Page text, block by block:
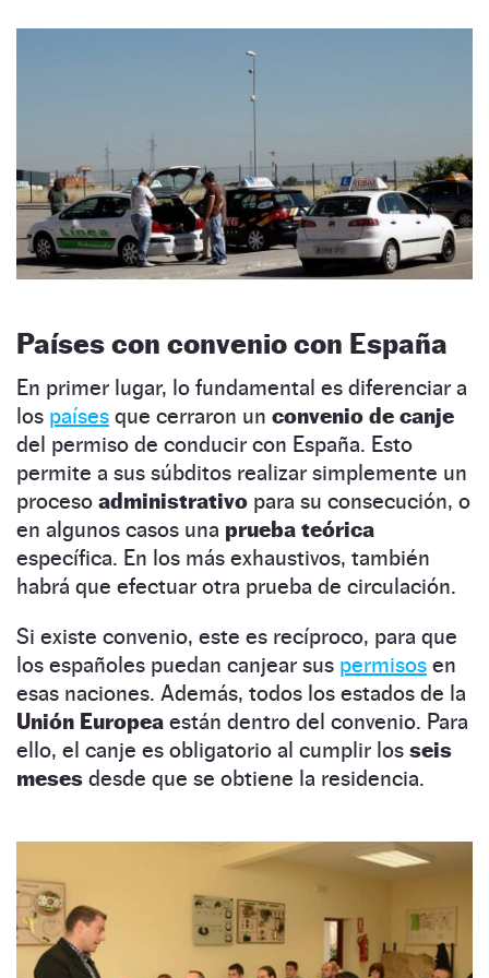
Países con convenio con España
En primer lugar, lo fundamental es diferenciar a
los países que cerraron un convenio de canje
del permiso de conducir con España. Esto
permite a sus súbditos realizar simplemente un
proceso administrativo para su consecución, o
en algunos casos una prueba teórica
específica. En los más exhaustivos, también
habrá que efectuar otra prueba de circulación.
Si existe convenio, este es recíproco, para que
los españoles puedan canjear sus permisos en
esas naciones. Además, todos los estados de la
Unión Europea están dentro del convenio. Para
ello, el canje es obligatorio al cumplir los seis
meses desde que se obtiene la residencia.